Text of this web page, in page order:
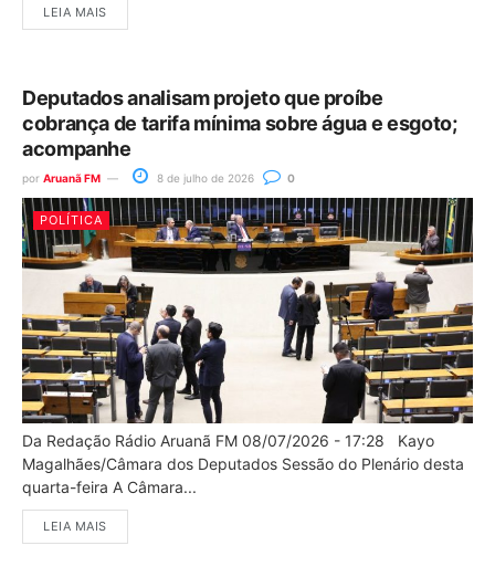
LEIA MAIS
Deputados analisam projeto que proíbe
cobrança de tarifa mínima sobre água e esgoto;
acompanhe
por Aruanã FM 8 de julho de 2026 0
POLÍTICA
Da Redação Rádio Aruanã FM 08/07/2026 - 17:28 Kayo
Magalhães/Câmara dos Deputados Sessão do Plenário desta
quarta-feira A Câmara...
LEIA MAIS